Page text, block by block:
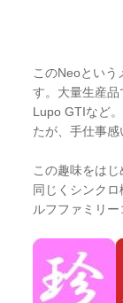
このNeoという
す。大量生産品
Lupo GTIなど
たが、手仕事
この趣味をは
同じくシンク
ルフファミリー